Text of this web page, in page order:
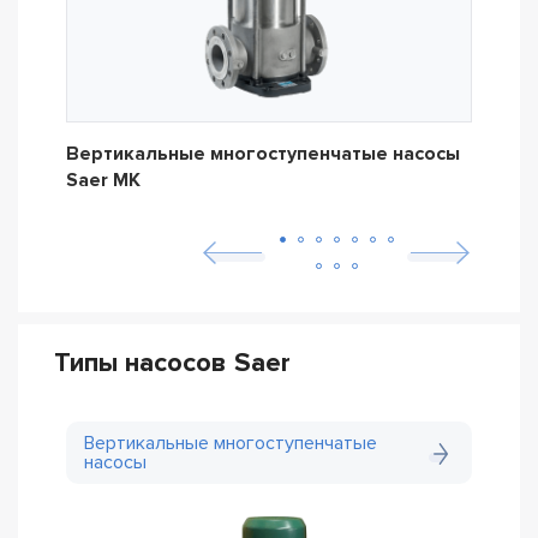
Вертикальные многоступенчатые насосы
Saer MK
Типы насосов Saer
Вертикальные многоступенчатые
насосы